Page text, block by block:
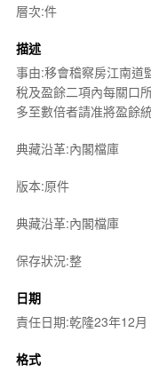
層次:件
描述
事由:移會稽察房江南道
稅及盈餘二項內每關口
多至數倍者請准將盈餘
典藏沿革:內閣檔庫
版本:原件
典藏沿革:內閣檔庫
保存狀況:整
日期
責任日期:乾隆23年12月
格式